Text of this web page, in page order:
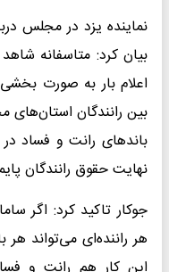
نماینده یزد در مجلس
بیان کرد: متاسفانه
اعلام بار به صورت
بین رانندگان
باندهای رانت و فساد
نهایت حقوق رانندگان
جوکار تاکید کرد: اگر
هر راننده‌ای می‌تواند هر